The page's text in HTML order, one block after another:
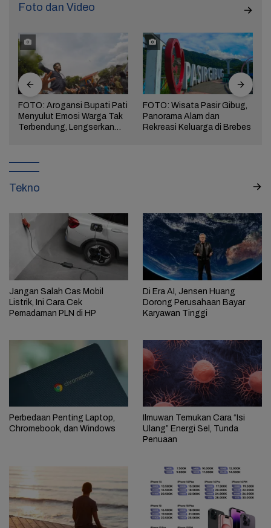
Foto dan Video
FOTO: Arogansi Bupati Pati
Menyulut Emosi Warga Tak
Terbendung, Lengserkan
FOTO: Wisata Pasir Gibug,
Panorama Alam dan
Rekreasi Keluarga di Brebes
Tekno
Jangan Salah Cas Mobil
Listrik, Ini Cara Cek
Pemadaman PLN di HP
Di Era AI, Jensen Huang
Dorong Perusahaan Bayar
Karyawan Tinggi
Perbedaan Penting Laptop,
Chromebook, dan Windows
Ilmuwan Temukan Cara “Isi
Ulang” Energi Sel, Tunda
Penuaan